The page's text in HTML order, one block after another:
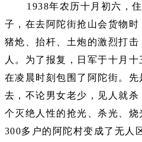
1938年农历十月初六，
子，在去阿陀街抢山会货物
猪炝、抬杆、土炮的激烈打
人。为了报复，日军于十月十
在凌晨时刻包围了阿陀街。
去，不论男女老少，见人就
个灭绝人性的抢光、杀光、
300多户的阿陀村变成了无